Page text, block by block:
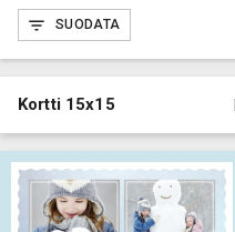
SUODATA
Kortti 15x15